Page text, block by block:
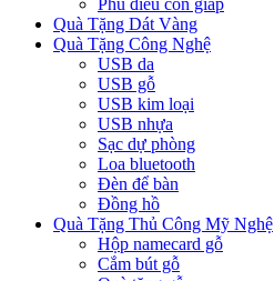
Phù điêu con giáp
Quà Tặng Dát Vàng
Quà Tặng Công Nghệ
USB da
USB gỗ
USB kim loại
USB nhựa
Sạc dự phòng
Loa bluetooth
Đèn để bàn
Đồng hồ
Quà Tặng Thủ Công Mỹ Nghệ
Hộp namecard gỗ
Cắm bút gỗ